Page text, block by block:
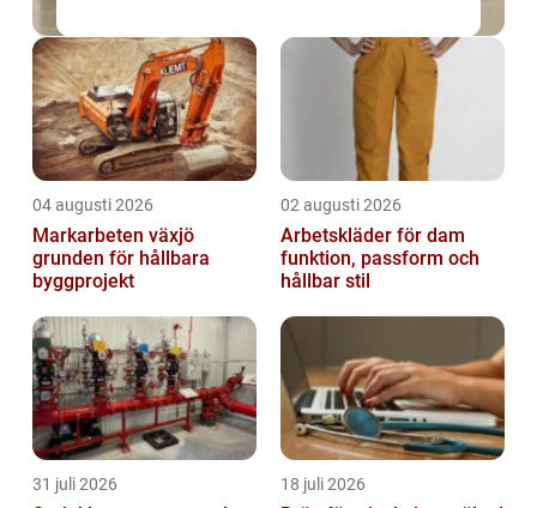
04 augusti 2026
Markarbeten växjö
grunden för hållbara
byggprojekt
02 augusti 2026
Arbetskläder för dam
funktion, passform och
hållbar stil
31 juli 2026 18 juli 2026